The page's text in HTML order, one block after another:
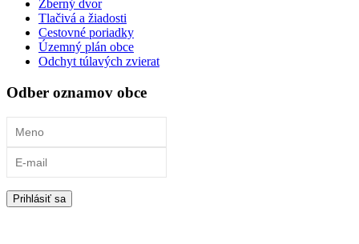
Zberný dvor
Tlačivá a žiadosti
Cestovné poriadky
Územný plán obce
Odchyt túlavých zvierat
Odber oznamov obce
Prihlásiť sa